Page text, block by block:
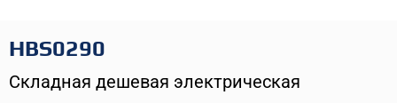
HBS0290
Складная дешевая электрическая